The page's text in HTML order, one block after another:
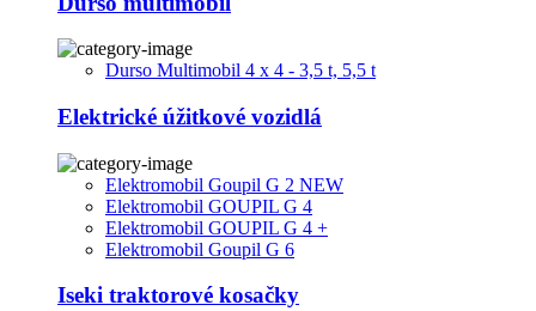
Durso Multimobil 4 x 4 - 3,5 t, 5,5 t
Elektrické úžitkové vozidlá
Elektromobil Goupil G 2 NEW
Elektromobil GOUPIL G 4
Elektromobil GOUPIL G 4 +
Elektromobil Goupil G 6
Iseki traktorové kosačky